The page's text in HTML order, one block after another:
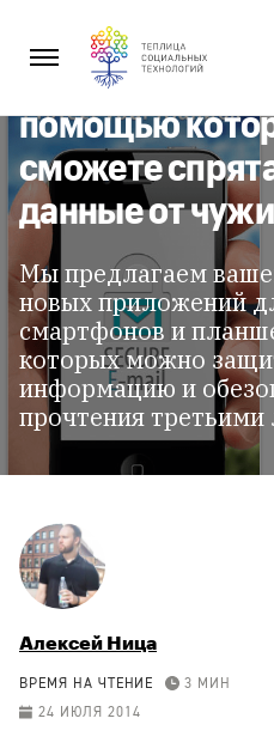
содержанию7 новых
мобильных
помощью
сможете
данные от
Мы предлагаем
новых приложений
смартфонов и
которых можно
информацию и
прочтения
Алексей Ница
ВРЕМЯ НА ЧТЕНИЕ
3 МИН
24 ИЮЛЯ 2014